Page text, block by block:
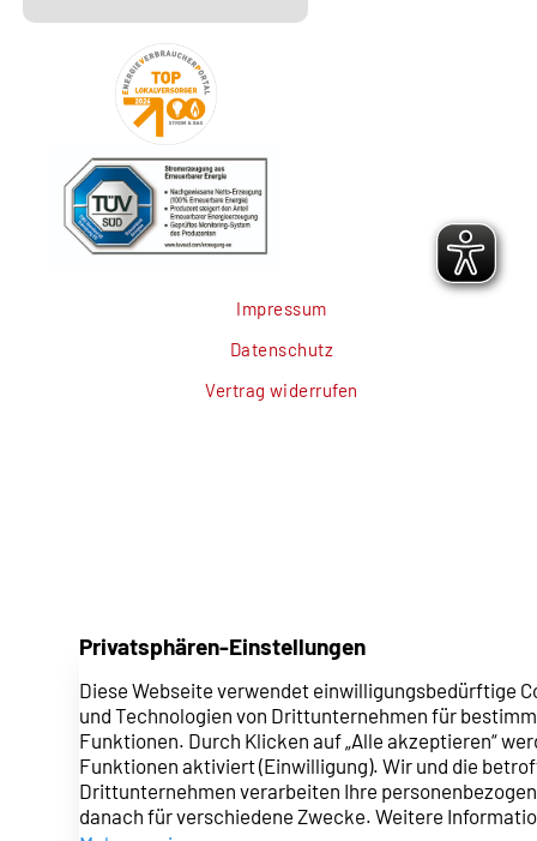
Impressum
Datenschutz
Vertrag widerrufen